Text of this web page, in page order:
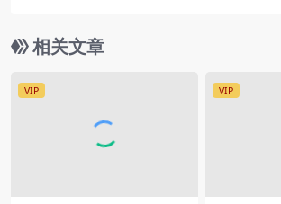
相关文章
VIP VIP